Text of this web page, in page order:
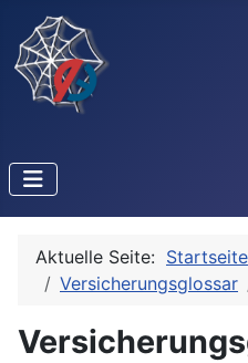
Aktuelle Seite: Startseite
Versicherungsglossar